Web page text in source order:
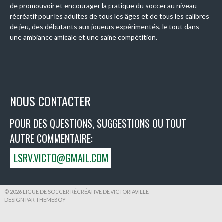
de promouvoir et encourager la pratique du soccer au niveau
récréatif pour les adultes de tous les âges et de tous les calibres
de jeu, des débutants aux joueurs expérimentés, le tout dans
une ambiance amicale et une saine compétition.
NOUS CONTACTER
POUR DES QUESTIONS, SUGGESTIONS OU TOUT
AUTRE COMMENTAIRE:
LSRV.VICTO@GMAIL.COM
© 2026 LIGUE DE SOCCER RÉCRÉATIVE DE VICTORIAVILLE
DESIGN PAR THEMEBOY